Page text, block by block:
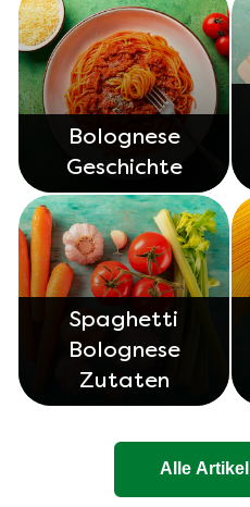
Bolognese
Geschichte
Spaghetti
Bolognese
Zutaten
Alle